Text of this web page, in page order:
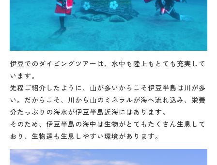
伊豆でのダイビングツアーは、水中も陸上もとても充実して
います。
先程ご紹介したように、山が多いからこそ伊豆半島は川が多
い。だからこそ、川から山のミネラルが海へ流れ込み、栄養
分たっぷりの海水が伊豆半島近海にはあります。
そのため、伊豆半島の海中は生物がとてもたくさん生息して
おり、生物達も生息しやすい環境があります。